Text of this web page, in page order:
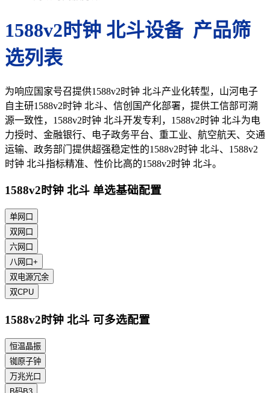
1588v2时钟 北斗设备 产品筛
选列表
为响应国家号召提供1588v2时钟 北斗产业化转型，山河电子
自主研1588v2时钟 北斗、信创国产化部署，提供工信部可溯
源一致性，1588v2时钟 北斗开发专利，1588v2时钟 北斗为电
力授时、金融银行、电子政务平台、重工业、航空航天、交通
运输、政务部门提供超强稳定性的1588v2时钟 北斗、1588v2
时钟 北斗指标精准、性价比高的1588v2时钟 北斗。
1588v2时钟 北斗 单选基础配置
单网口
双网口
六网口
八网口+
双电源冗余
双CPU
1588v2时钟 北斗 可多选配置
恒温晶振
铷原子钟
万兆光口
B码B3